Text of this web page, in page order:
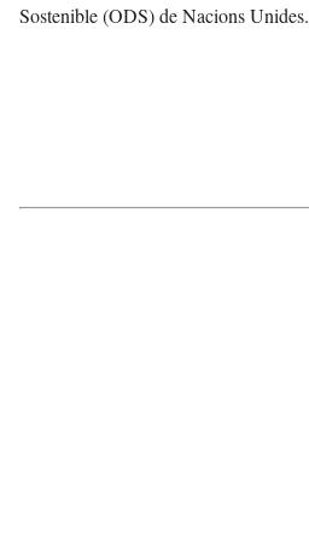
Sostenible (ODS) de Nacions Unides.